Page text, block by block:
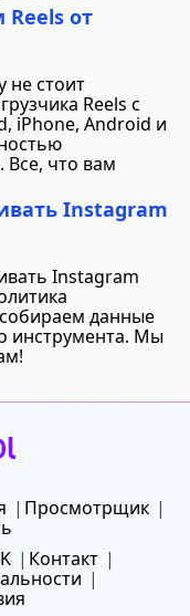
от
не стоит
Reels с
iPhone, Android и
Все, что вам
Instagram
Instagram
данные
инструмента. Мы
Просмотрщик
Контакт